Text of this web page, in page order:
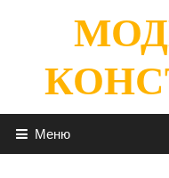
содержимому
Меню